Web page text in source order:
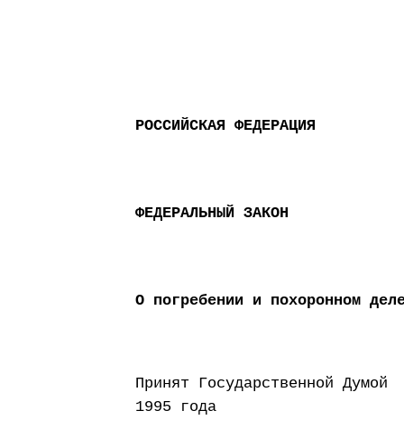
РОССИЙСКАЯ ФЕДЕРАЦИЯ
ФЕДЕРАЛЬНЫЙ ЗАКОН
О погребении и похоронном
Принят
1995 года